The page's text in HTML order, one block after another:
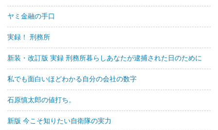
ヤミ金融の手口
実録！ 刑務所
新装・改訂版 実録 刑務所暮らしあなたが逮捕された日のために
私でも面白いほどわかる自分の会社の数字
石原慎太郎の値打ち。
新版 今こそ知りたい自衛隊の実力